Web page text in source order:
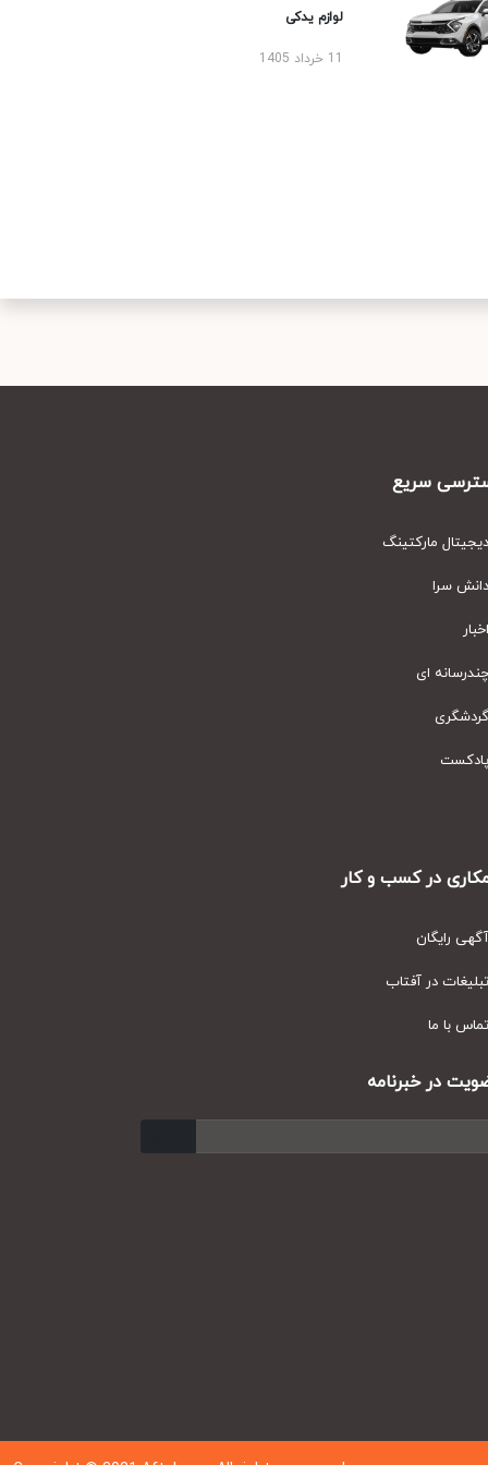
لوازم یدکی
سریع
مارکتینگ
سرا
ای
در کسب و کار
رایگان
در آفتاب
با ما
در خبرنامه